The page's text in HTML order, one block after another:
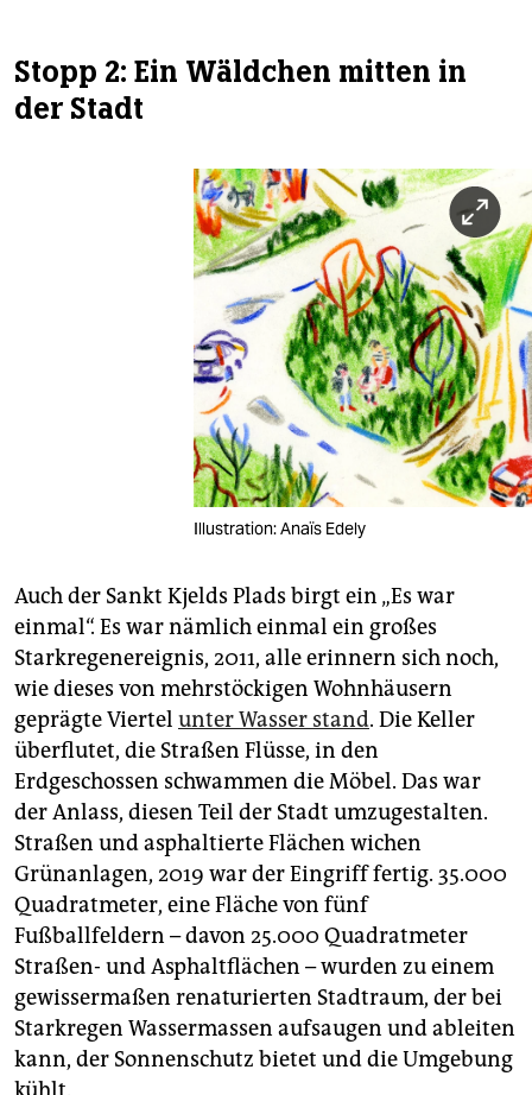
Stopp 2: Ein Wäldchen mitten in
der Stadt
Illustration: Anaïs Edely
Auch der Sankt Kjelds Plads birgt ein „Es war
einmal“. Es war nämlich einmal ein großes
Starkregenereignis, 2011, alle erinnern sich noch,
wie dieses von mehrstöckigen Wohnhäusern
geprägte Viertel unter Wasser stand. Die Keller
überflutet, die Straßen Flüsse, in den
Erdgeschossen schwammen die Möbel. Das war
der Anlass, diesen Teil der Stadt umzugestalten.
Straßen und asphaltierte Flächen wichen
Grünanlagen, 2019 war der Eingriff fertig. 35.000
Quadratmeter, eine Fläche von fünf
Fußballfeldern – davon 25.000 Quadratmeter
Straßen- und Asphaltflächen – wurden zu einem
gewissermaßen renaturierten Stadtraum, der bei
Starkregen Wassermassen aufsaugen und ableiten
kann, der Sonnenschutz bietet und die Umgebung